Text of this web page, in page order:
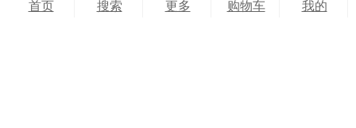
首页 搜索 更多 购物车 我的